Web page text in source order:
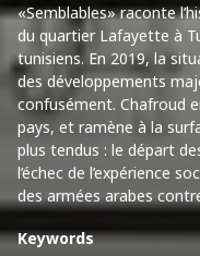
«Semblables» raconte
du quartier Lafayette à
tunisiens. En 2019, la
des développements
confusément. Chafroud
pays, et ramène à la
plus tendus : le départ
l’échec de l’expérience
des armées arabes
Keywords